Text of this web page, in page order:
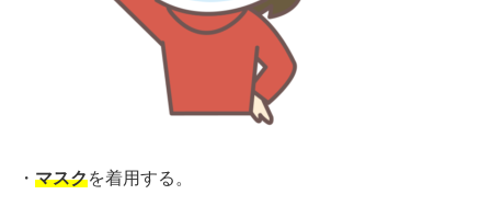
・ マスクを着用する。